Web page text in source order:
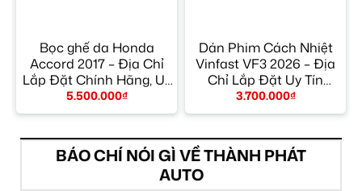
Bọc ghế da Honda
Accord 2017 – Địa Chỉ
Lắp Đặt Chính Hãng, Uy
Tín TPHCM
5.500.000₫
Dán Phim Cách Nhiệt
Vinfast VF3 2026 – Địa
Chỉ Lắp Đặt Uy Tín
TPHCM
3.700.000₫
BÁO CHÍ NÓI GÌ VỀ THÀNH PHÁT
AUTO